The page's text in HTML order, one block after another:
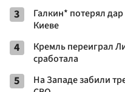
3
Галкин* потерял
Киеве
4
Кремль переиграл
сработала
5
На Западе забили